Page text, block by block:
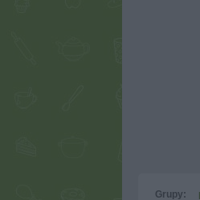
Grupy: